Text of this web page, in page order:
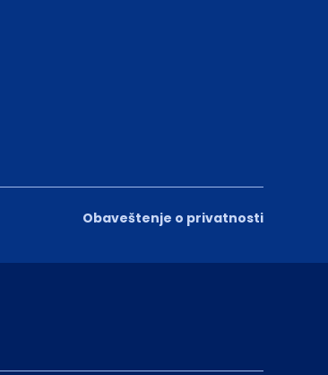
Obaveštenje o privatnosti